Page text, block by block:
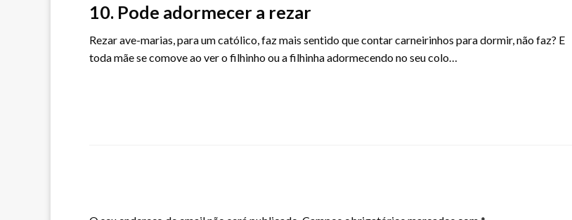
10. Pode adormecer a rezar
Rezar ave-marias, para um católico, faz mais sentido que contar carneirinhos para dormir, não faz? E
toda mãe se comove ao ver o filhinho ou a filhinha adormecendo no seu colo…